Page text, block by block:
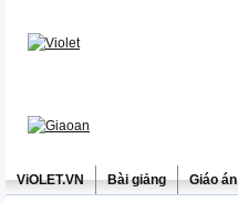
ViOLET.VN Bài giảng Giáo án